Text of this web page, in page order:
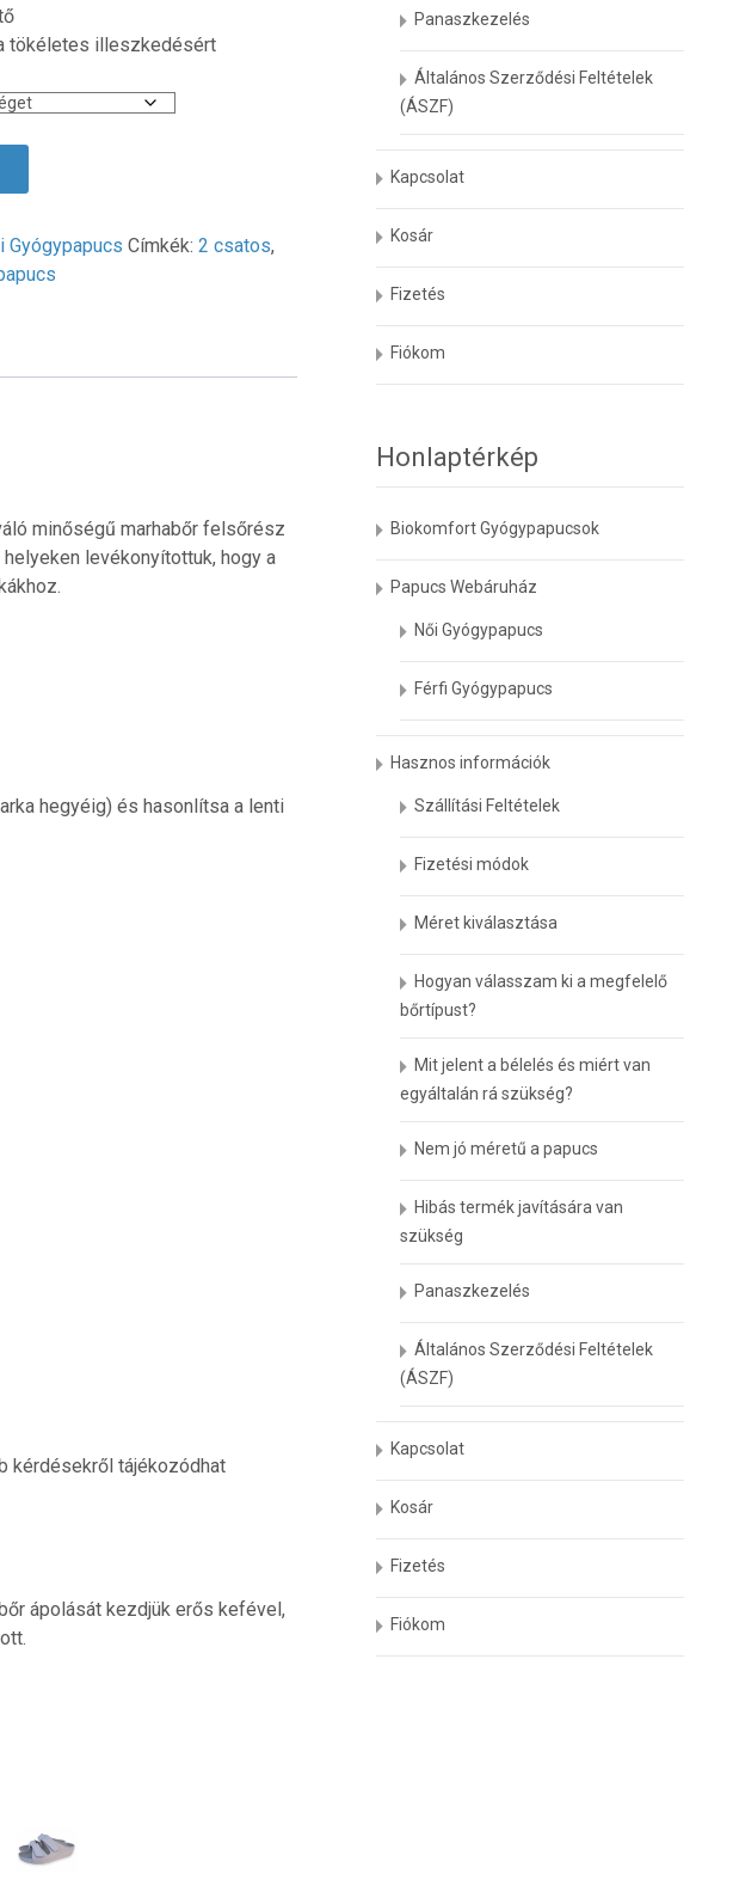
tökéletes illeszkedésért
Gyógypapucs Címkék: 2 csatos,
minőségű marhabőr felsőrész
levékonyítottuk, hogy a
hegyéig) és hasonlítsa a lenti
kérdésekről tájékozódhat
ápolását kezdjük erős kefével,
Panaszkezelés
Általános Szerződési Feltételek
(ÁSZF)
Kapcsolat
Kosár
Fizetés
Fiókom
Honlaptérkép
Biokomfort Gyógypapucsok
Papucs Webáruház
Női Gyógypapucs
Férfi Gyógypapucs
Hasznos információk
Szállítási Feltételek
Fizetési módok
Méret kiválasztása
Hogyan válasszam ki a megfelelő
bőrtípust?
Mit jelent a bélelés és miért van
egyáltalán rá szükség?
Nem jó méretű a papucs
Hibás termék javítására van
szükség
Panaszkezelés
Általános Szerződési Feltételek
(ÁSZF)
Kapcsolat
Kosár
Fizetés
Fiókom